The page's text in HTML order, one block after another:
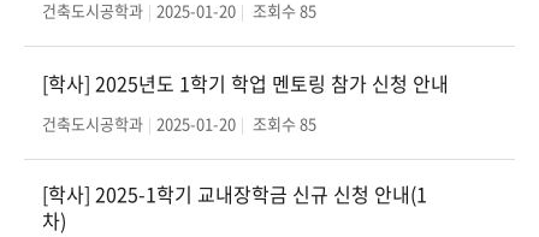
건축도시공학과 2025-01-20 조회수 85
[학사] 2025년도 1학기 학업 멘토링 참가 신청 안내
건축도시공학과 2025-01-20 조회수 85
[학사] 2025-1학기 교내장학금 신규 신청 안내(1
차)